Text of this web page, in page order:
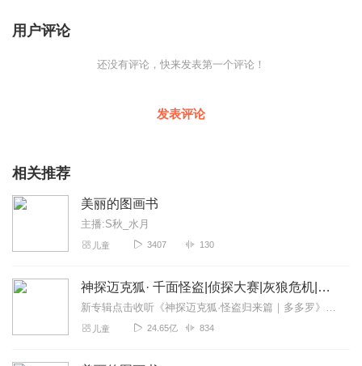
用户评论
还没有评论，快来发表第一个评论！
发表评论
相关推荐
美丽的图画书
主播:S秋_水月
儿童 3407 130
神探迈克狐· 千面怪盗|侦探大赛|灰狼危机|多多罗
新专辑点击收听《神探迈克狐·怪盗归来篇｜多多罗》！！！>>>点击进入主播橱窗购买《神探迈克狐》系列图书吧!<<<多多罗故事【点击前往】收听多多罗其他好玩有趣的故...
儿童 24.65亿 834